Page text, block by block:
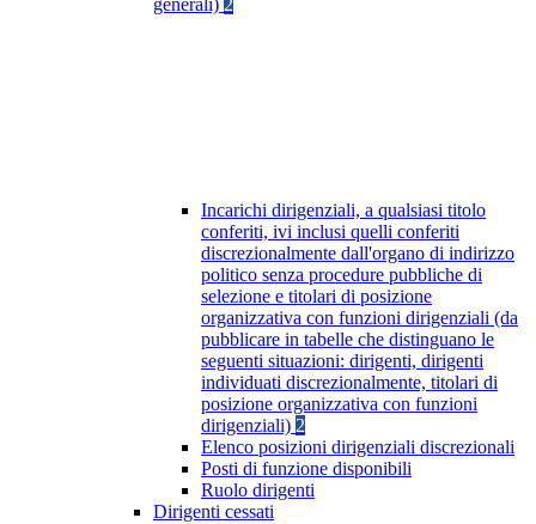
generali) 2
Incarichi dirigenziali, a qualsiasi titolo
conferiti, ivi inclusi quelli conferiti
discrezionalmente dall'organo di indirizzo
politico senza procedure pubbliche di
selezione e titolari di posizione
organizzativa con funzioni dirigenziali (da
pubblicare in tabelle che distinguano le
seguenti situazioni: dirigenti, dirigenti
individuati discrezionalmente, titolari di
posizione organizzativa con funzioni
dirigenziali) 2
Elenco posizioni dirigenziali discrezionali
Posti di funzione disponibili
Ruolo dirigenti
Dirigenti cessati